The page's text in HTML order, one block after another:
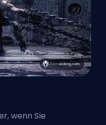
wenn Sie